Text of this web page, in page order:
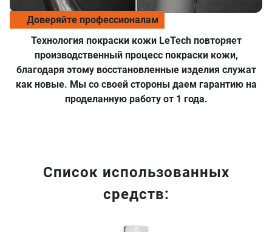
Доверяйте профессионалам
Технология покраски кожи LeTech повторяет
производственный процесс покраски кожи,
благодаря этому восстановленные изделия служат
как новые. Мы со своей стороны даем гарантию на
проделанную работу от 1 года.
Список использованных
средств: